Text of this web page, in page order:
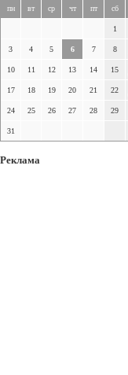
пн вт ср чт пт сб
1
3 4 5 6 7 8
10 11 12 13 14 15
17 18 19 20 21 22
24 25 26 27 28 29
31
Реклама